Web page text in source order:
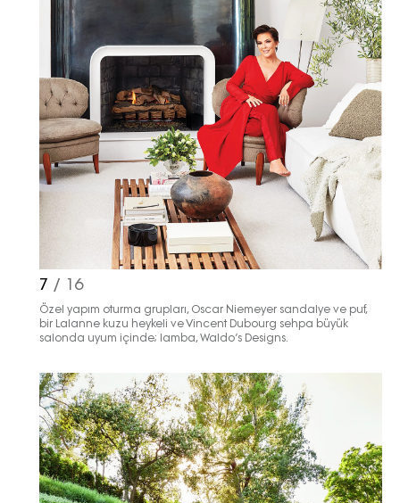
7 / 16
Özel yapım oturma grupları, Oscar Niemeyer sandalye ve puf,
bir Lalanne kuzu heykeli ve Vincent Dubourg sehpa büyük
salonda uyum içinde; lamba, Waldo’s Designs.